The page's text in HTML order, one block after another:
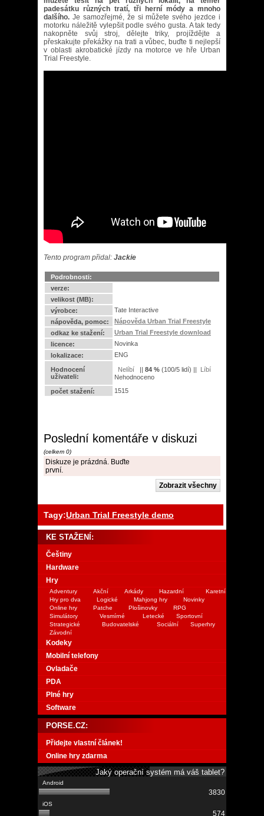
padesátku různých tratí, tři herní módy a mnoho
dalšího. Je samozřejmé, že si můžete svého jezdce i
motorku náležitě vylepšit podle svého gusta. A tak tedy
nakopněte svůj stroj, dělejte triky, projíždějte a
přeskakujte překážky na trati a vůbec, buďte ti nejlepší
v oblasti akrobatické jízdy na motorce ve hře Urban
Trial Freestyle.
Tento program přidal: Jackie
Podrobnosti:
verze:
velikost (MB):
výrobce:
Tate Interactive
nápověda, pomoc:
Nápověda Urban Trial Freestyle
odkaz ke stažení:
Urban Trial Freestyle download
licence:
Novinka
lokalizace:
ENG
Hodnocení
uživateli:
|| 84 % (100/5 lidí) ||
Nehodnoceno
počet stažení:
1515
Poslední komentáře v diskuzi
(celkem 0)
Diskuze je prázdná. Buďte
první.
Tagy:Urban Trial Freestyle demo
KE STAŽENÍ:
Češtiny
Hardware
Hry
Adventury Akční Arkády Hazardní
Karetní
Hry pro dva
Logické Mahjong hry
Novinky
Online hry
Patche Plošinovky
RPG
Simulátory
Vesmírné Letecké
Sportovní
Strategické
Budovatelské Sociální
Superhry
Závodní
Kodeky
Mobilní telefony
Ovladače
PDA
Plné hry
Software
PORSE.CZ:
Přidejte vlastní článek!
Online hry zdarma
Jaký operační systém má váš tablet?
3830
574